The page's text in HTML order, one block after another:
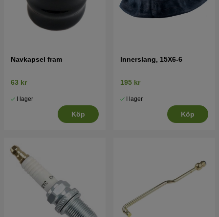
Navkapsel fram
63 kr
I lager
Köp
Innerslang, 15X6-6
195 kr
I lager
Köp